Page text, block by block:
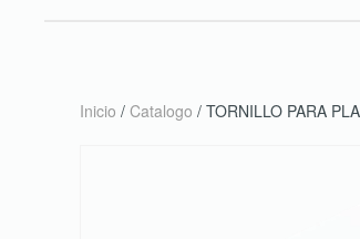
Inicio / Catalogo / TORNILLO PARA